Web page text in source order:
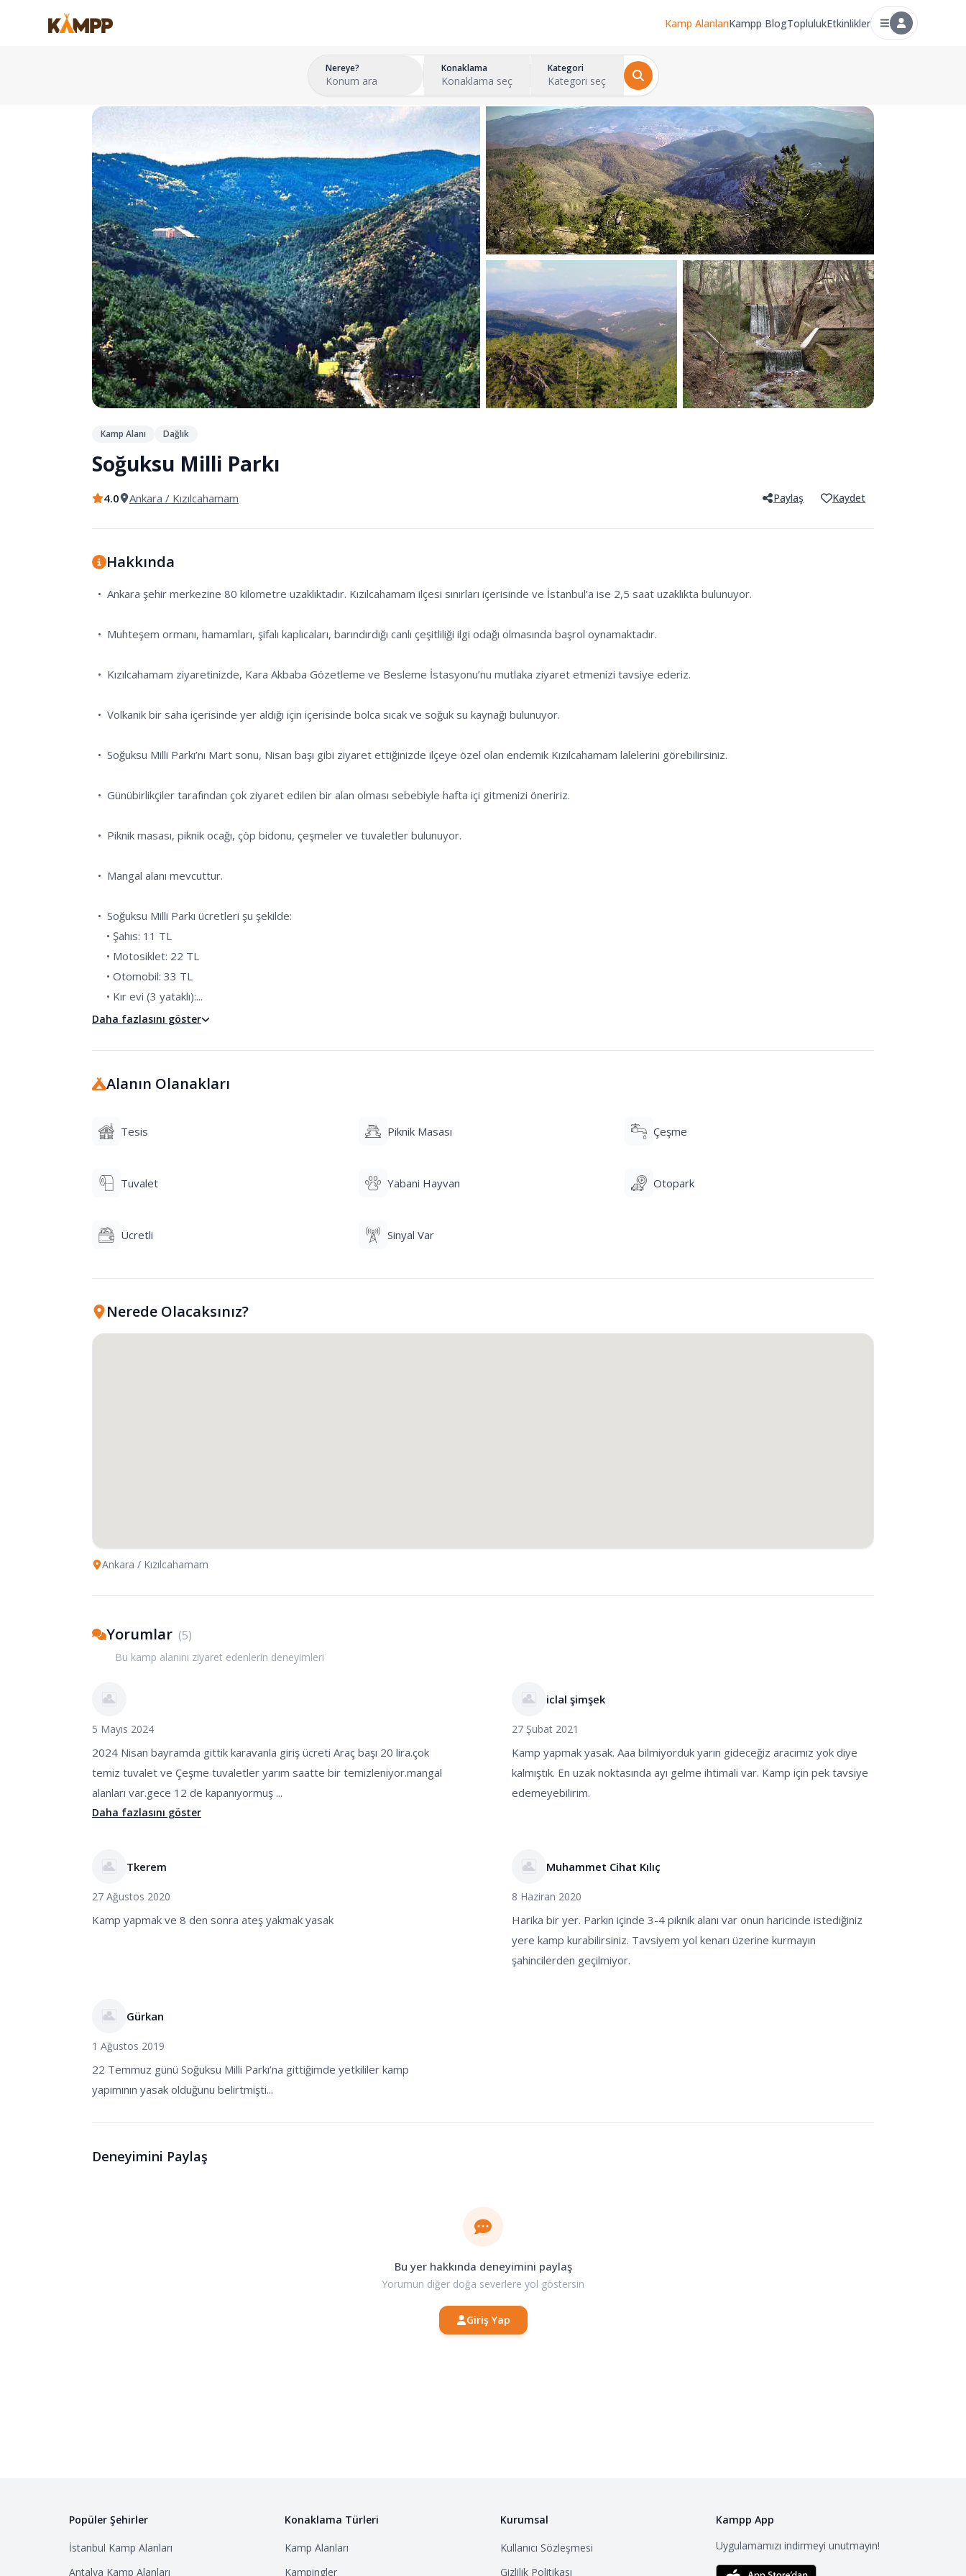
Kamp AlanlarıKampp BlogToplulukEtkinlikler
Nereye?
Konum ara
Konaklama
Konaklama seç
Kategori
Kategori seç
Kamp Alanı Dağlık
Soğuksu Milli Parkı
4.0 Ankara / Kızılcahamam Paylaş Kaydet
Hakkında
     • Kır evi (3 yataklı):...
Daha fazlasını göster
Alanın Olanakları
Tesis Piknik Masası Çeşme
Tuvalet Yabani Hayvan Otopark
Ücretli Sinyal Var
Nerede Olacaksınız?
Ankara / Kızılcahamam
Yorumlar (5)
Bu kamp alanını ziyaret edenlerin deneyimleri
5 Mayıs 2024
2024 Nisan bayramda gittik karavanla giriş ücreti Araç başı 20 lira.çok
temiz tuvalet ve Çeşme tuvaletler yarım saatte bir temizleniyor.mangal
alanları var.gece 12 de kapanıyormuş ...
Daha fazlasını göster
iclal şimşek
27 Şubat 2021
Kamp yapmak yasak. Aaa bilmiyorduk yarın gideceğiz aracımız yok diye
kalmıştık. En uzak noktasında ayı gelme ihtimali var. Kamp için pek tavsiye
edemeyebilirim.
Tkerem
27 Ağustos 2020
Kamp yapmak ve 8 den sonra ateş yakmak yasak
Muhammet Cihat Kılıç
8 Haziran 2020
Harika bir yer. Parkın içinde 3-4 piknik alanı var onun haricinde istediğiniz
yere kamp kurabilirsiniz. Tavsiyem yol kenarı üzerine kurmayın
şahincilerden geçilmiyor.
Gürkan
1 Ağustos 2019
22 Temmuz günü Soğuksu Milli Parkı’na gittiğimde yetkililer kamp
yapımının yasak olduğunu belirtmişti...
Deneyimini Paylaş
Bu yer hakkında deneyimini paylaş
Yorumun diğer doğa severlere yol göstersin
Giriş Yap
Popüler Şehirler
İstanbul Kamp Alanları
Antalya Kamp Alanları
Konaklama Türleri
Kamp Alanları
Kampingler
Kurumsal
Kullanıcı Sözleşmesi
Gizlilik Politikası
Kampp App
Uygulamamızı indirmeyi unutmayın!